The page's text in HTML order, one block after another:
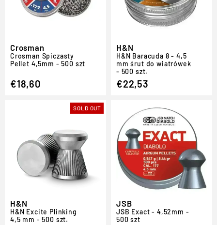
Crosman
Crosman Spiczasty
Pellet 4,5mm - 500 szt
€18,60
H&N
H&N Baracuda 8 - 4,5
mm śrut do wiatrówek
- 500 szt.
€22,53
SOLD OUT
H&N
H&N Excite Plinking
4,5 mm - 500 szt.
JSB
JSB Exact - 4,52mm -
500 szt